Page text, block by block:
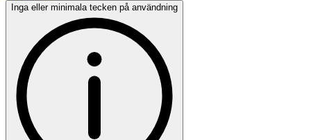
Inga eller minimala tecken på användning